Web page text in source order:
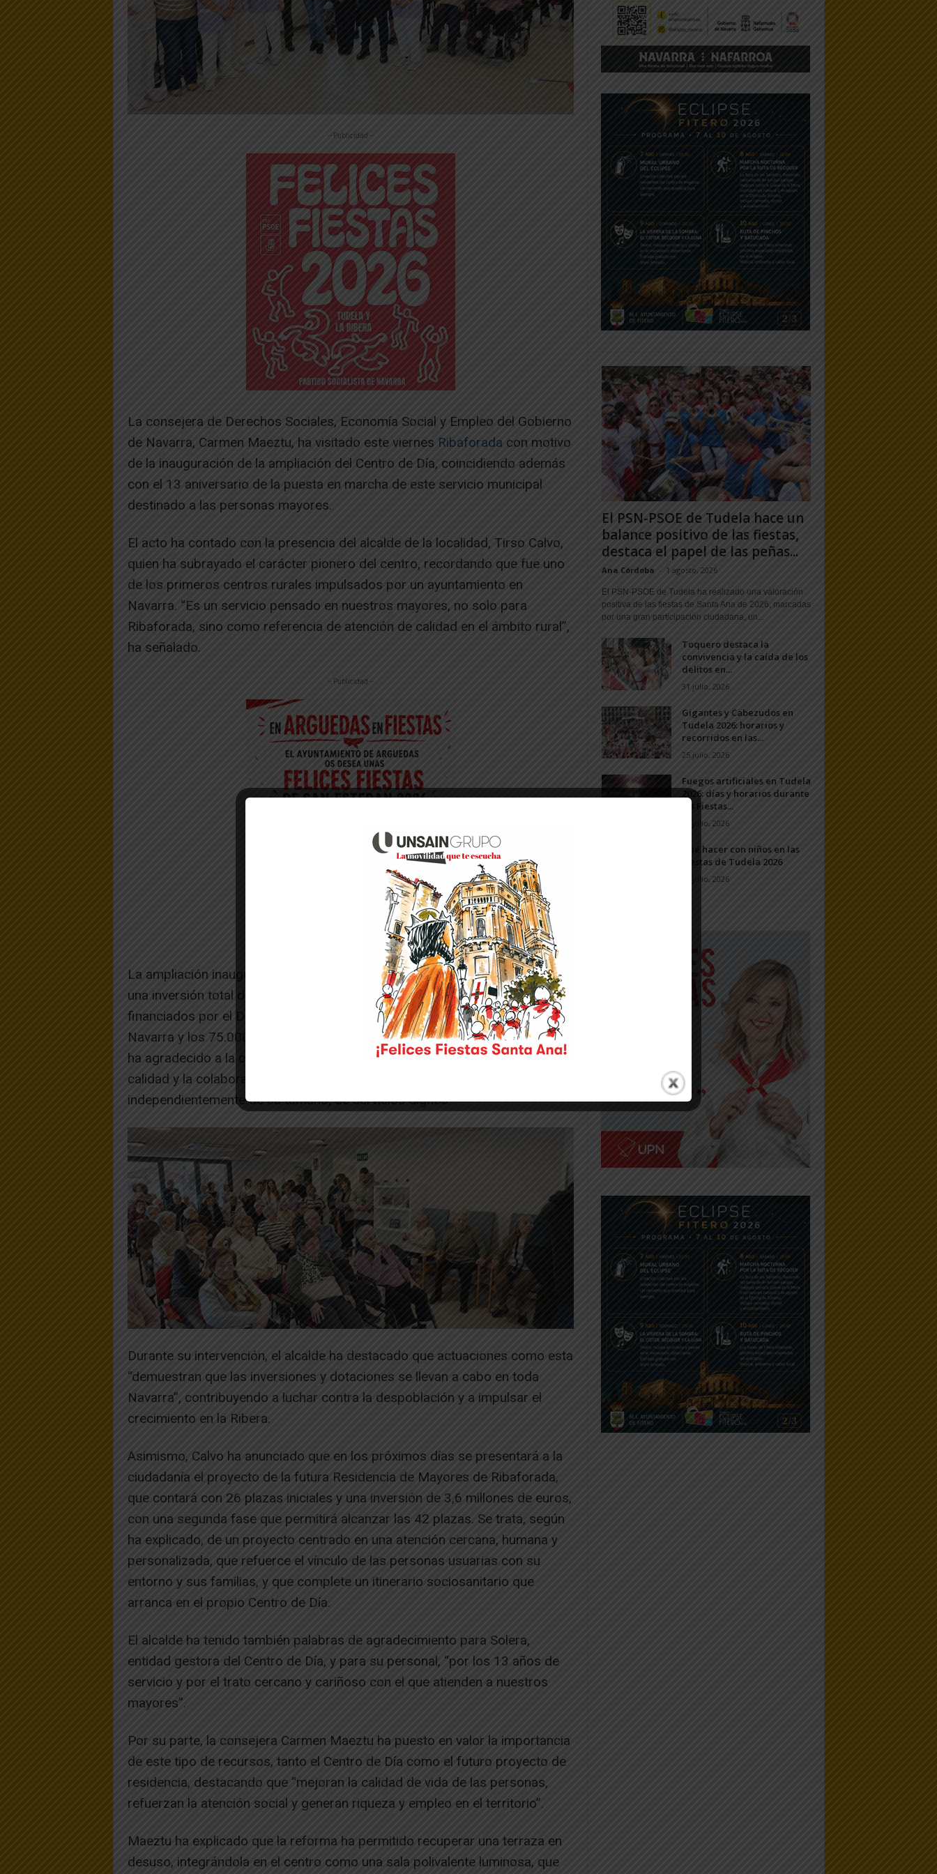
-- Publicidad --
La consejera de Derechos Sociales, Economía Social y Empleo del Gobierno
de Navarra, Carmen Maeztu, ha visitado este viernes Ribaforada con motivo
de la inauguración de la ampliación del Centro de Día, coincidiendo además
con el 13 aniversario de la puesta en marcha de este servicio municipal
destinado a las personas mayores.
El acto ha contado con la presencia del alcalde de la localidad, Tirso Calvo,
quien ha subrayado el carácter pionero del centro, recordando que fue uno
de los primeros centros rurales impulsados por un ayuntamiento en
Navarra. “Es un servicio pensado en nuestros mayores, no solo para
Ribaforada, sino como referencia de atención de calidad en el ámbito rural”,
ha señalado.
-- Publicidad --
La ampliación inaugurada consiste en una nueva sala polivalente, fruto de
una inversión total de 180.000 euros, de los cuales 105.000 han sido
financiados por el Departamento de Derechos Sociales del Gobierno de
Navarra y los 75.000 restantes con fondos propios del Ayuntamiento. Calvo
ha agradecido a la consejera “la apuesta por los servicios públicos de
calidad y la colaboración entre administraciones para dotar a localidades,
independientemente de su tamaño, de servicios dignos”.
Durante su intervención, el alcalde ha destacado que actuaciones como esta
“demuestran que las inversiones y dotaciones se llevan a cabo en toda
Navarra”, contribuyendo a luchar contra la despoblación y a impulsar el
crecimiento en la Ribera.
Asimismo, Calvo ha anunciado que en los próximos días se presentará a la
ciudadanía el proyecto de la futura Residencia de Mayores de Ribaforada,
que contará con 26 plazas iniciales y una inversión de 3,6 millones de euros,
con una segunda fase que permitirá alcanzar las 42 plazas. Se trata, según
ha explicado, de un proyecto centrado en una atención cercana, humana y
personalizada, que refuerce el vínculo de las personas usuarias con su
entorno y sus familias, y que complete un itinerario sociosanitario que
arranca en el propio Centro de Día.
El alcalde ha tenido también palabras de agradecimiento para Solera,
entidad gestora del Centro de Día, y para su personal, “por los 13 años de
servicio y por el trato cercano y cariñoso con el que atienden a nuestros
mayores”.
Por su parte, la consejera Carmen Maeztu ha puesto en valor la importancia
de este tipo de recursos, tanto el Centro de Día como el futuro proyecto de
residencia, destacando que “mejoran la calidad de vida de las personas,
refuerzan la atención social y generan riqueza y empleo en el territorio”.
Maeztu ha explicado que la reforma ha permitido recuperar una terraza en
desuso, integrándola en el centro como una sala polivalente luminosa, que
El PSN-PSOE de Tudela hace un
balance positivo de las fiestas,
destaca el papel de las peñas...
Ana Córdoba - 1 agosto, 2026
El PSN-PSOE de Tudela ha realizado una valoración
positiva de las fiestas de Santa Ana de 2026, marcadas
por una gran participación ciudadana, un...
Toquero destaca la
convivencia y la caída de los
delitos en...
31 julio, 2026
Gigantes y Cabezudos en
Tudela 2026: horarios y
recorridos en las...
25 julio, 2026
Fuegos artificiales en Tudela
2026: días y horarios durante
las Fiestas...
24 julio, 2026
Qué hacer con niños en las
Fiestas de Tudela 2026
23 julio, 2026